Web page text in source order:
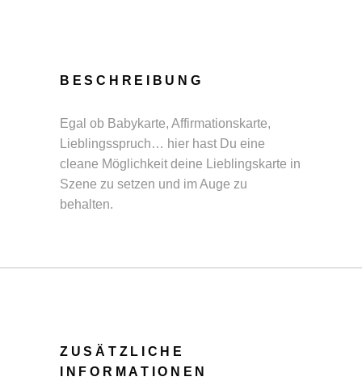
BESCHREIBUNG
Egal ob Babykarte, Affirmationskarte,
Lieblingsspruch… hier hast Du eine
cleane Möglichkeit deine Lieblingskarte in
Szene zu setzen und im Auge zu
behalten.
ZUSÄTZLICHE
INFORMATIONEN